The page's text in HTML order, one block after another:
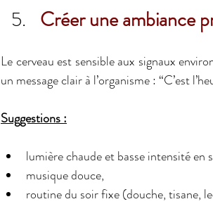
Créer une ambiance
Le cerveau est sensible aux signaux
un message clair à l’organisme : “C’est
Suggestions :
lumière chaude et basse intensité en
musique douce,
routine du soir fixe (douche, tisane,